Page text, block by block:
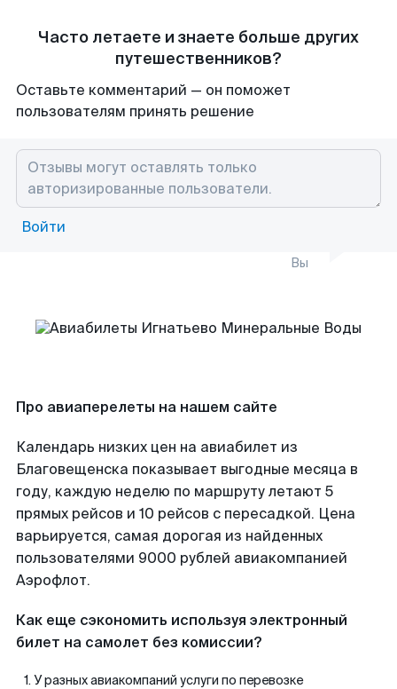
Часто летаете и знаете больше других
путешественников?
Оставьте комментарий — он поможет
пользователям принять решение
Войти
Вы
Про авиаперелеты на нашем сайте
Календарь низких цен на авиабилет из
Благовещенска показывает выгодные месяца в
году, каждую неделю по маршруту летают 5
прямых рейсов и 10 рейсов с пересадкой. Цена
варьируется, самая дорогая из найденных
пользователями 9000 рублей авиакомпанией
Аэрофлот.
Как еще сэкономить используя электронный
билет на самолет без комиссии?
У разных авиакомпаний услуги по перевозке